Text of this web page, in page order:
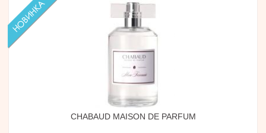
CHABAUD MAISON DE PARFUM